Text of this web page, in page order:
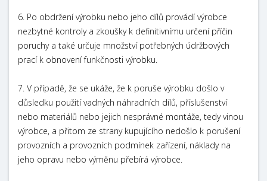
6. Po obdržení výrobku nebo jeho dílů provádí výrobce
nezbytné kontroly a zkoušky k definitivnímu určení příčin
poruchy a také určuje množství potřebných údržbových
prací k obnovení funkčnosti výrobku.
7. V případě, že se ukáže, že k poruše výrobku došlo v
důsledku použití vadných náhradních dílů, příslušenství
nebo materiálů nebo jejich nesprávné montáže, tedy vinou
výrobce, a přitom ze strany kupujícího nedošlo k porušení
provozních a provozních podmínek zařízení, náklady na
jeho opravu nebo výměnu přebírá výrobce.